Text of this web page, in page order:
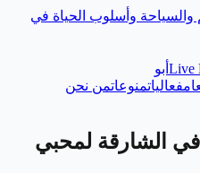
والسياحة وأسلوب الحياة في
Live أبو
فعالياتمنوعاتمن نحن
في الشارقة لمحبي